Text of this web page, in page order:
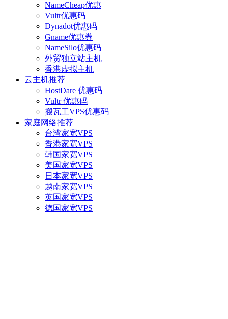
NameCheap优惠
Vultr优惠码
Dynadot优惠码
Gname优惠券
NameSilo优惠码
外贸独立站主机
香港虚拟主机
云主机推荐
HostDare 优惠码
Vultr 优惠码
搬瓦工VPS优惠码
家庭网络推荐
台湾家宽VPS
香港家宽VPS
韩国家宽VPS
美国家宽VPS
日本家宽VPS
越南家宽VPS
英国家宽VPS
德国家宽VPS